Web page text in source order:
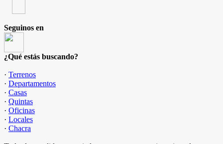
Seguinos en
¿Qué estás buscando?
· Terrenos
· Departamentos
· Casas
· Quintas
· Oficinas
· Locales
· Chacra